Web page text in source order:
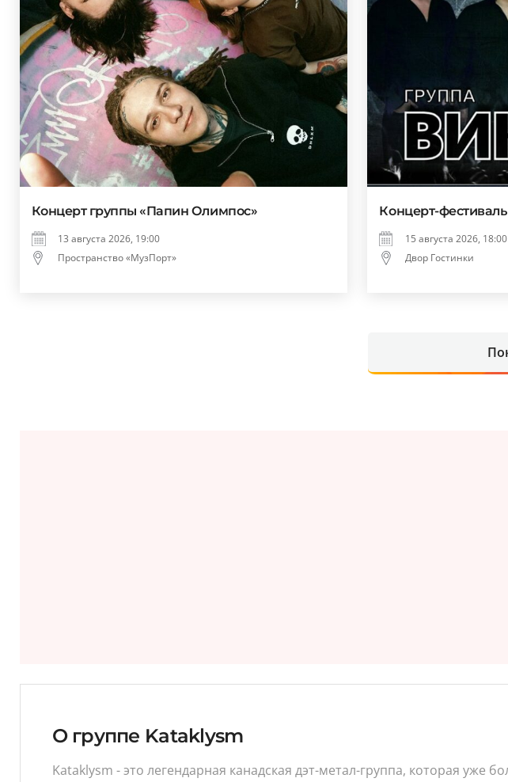
Концерт группы «Папин Олимпос»
13 августа 2026, 19:00
Пространство «МузПорт»
Концерт-
15 августа 2026, 18:00
Двор Гостинки
О группе Kataklysm
Kataklysm - это легендарная канадская дэт-метал-группа, которая